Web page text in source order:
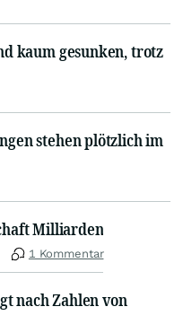
kaum gesunken, trotz
stehen plötzlich im
Milliarden
1 Kommentar
nach Zahlen von